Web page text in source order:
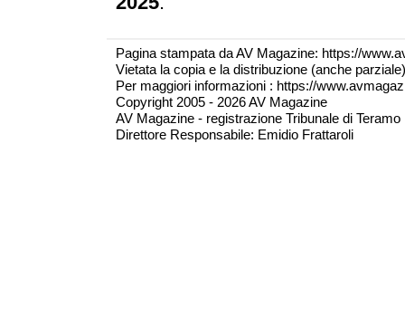
Pagina stampata da AV Magazine: https://
Vietata la copia e la distribuzione (anche
Per maggiori informazioni : https://
Copyright 2005 - 2026 AV Magazine
AV Magazine - registrazione Tribunale di
Direttore Responsabile: Emidio Frattaroli